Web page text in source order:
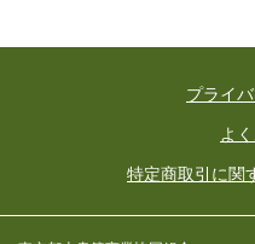
プライ
よ
特定商取引に関